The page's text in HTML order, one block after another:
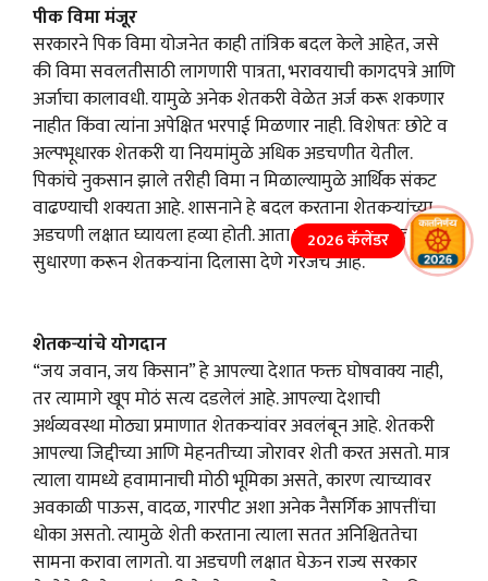
पीक विमा मंजूर
सरकारने पिक विमा योजनेत काही तांत्रिक बदल केले आहेत, जसे
की विमा सवलतीसाठी लागणारी पात्रता, भरावयाची कागदपत्रे आणि
अर्जाचा कालावधी. यामुळे अनेक शेतकरी वेळेत अर्ज करू शकणार
नाहीत किंवा त्यांना अपेक्षित भरपाई मिळणार नाही. विशेषतः छोटे व
अल्पभूधारक शेतकरी या नियमांमुळे अधिक अडचणीत येतील.
पिकांचे नुकसान झाले तरीही विमा न मिळाल्यामुळे आर्थिक संकट
वाढण्याची शक्यता आहे. शासनाने हे बदल करताना शेतकऱ्यांच्या
अडचणी लक्षात घ्यायला हव्या होती. आता तरी या अटींमध्ये काही
सुधारणा करून शेतकऱ्यांना दिलासा देणे गरजेचे आहे.
शेतकऱ्यांचे योगदान
“जय जवान, जय किसान” हे आपल्या देशात फक्त घोषवाक्य नाही,
तर त्यामागे खूप मोठं सत्य दडलेलं आहे. आपल्या देशाची
अर्थव्यवस्था मोठ्या प्रमाणात शेतकऱ्यांवर अवलंबून आहे. शेतकरी
आपल्या जिद्दीच्या आणि मेहनतीच्या जोरावर शेती करत असतो. मात्र
त्याला यामध्ये हवामानाची मोठी भूमिका असते, कारण त्याच्यावर
अवकाळी पाऊस, वादळ, गारपीट अशा अनेक नैसर्गिक आपत्तींचा
धोका असतो. त्यामुळे शेती करताना त्याला सतत अनिश्चिततेचा
सामना करावा लागतो. या अडचणी लक्षात घेऊन राज्य सरकार
2026 कॅलेंडर